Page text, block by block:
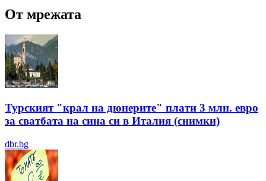
От мрежата
Турският "крал на дюнерите" плати 3 млн. евро
за сватбата на сина си в Италия (снимки)
dbr.bg